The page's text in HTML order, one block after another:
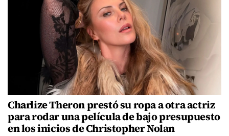
Charlize Theron prestó su ropa a otra actriz
para rodar una película de bajo presupuesto
en los inicios de Christopher Nolan